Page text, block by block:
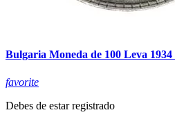
Bulgaria Moneda de 100 Leva
favorite
Debes de estar registrado